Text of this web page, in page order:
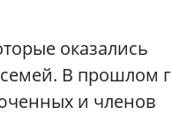
оказались
В прошлом
и членов